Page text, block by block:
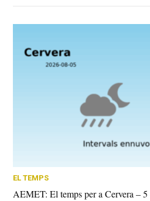
EL TEMPS
AEMET: El temps per a Cervera –